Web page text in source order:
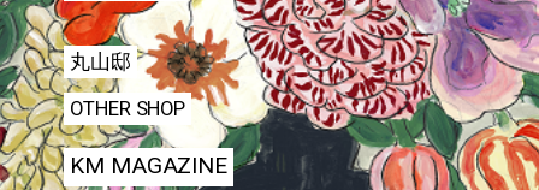
丸山邸
OTHER SHOP
KM MAGAZINE